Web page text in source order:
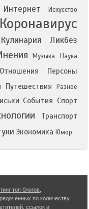
Интернет Искусство
Коронавирус
Кулинария Ликбез
Музыка Наука
Отношения Персоны
Путешествия
Разное
События Спорт
Транспорт
Экономика Юмор
топ блогов
по количеству
ссылок и